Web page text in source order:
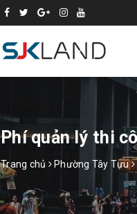
Phí quản lý thi
Trang chủ Phường Tây Tựu